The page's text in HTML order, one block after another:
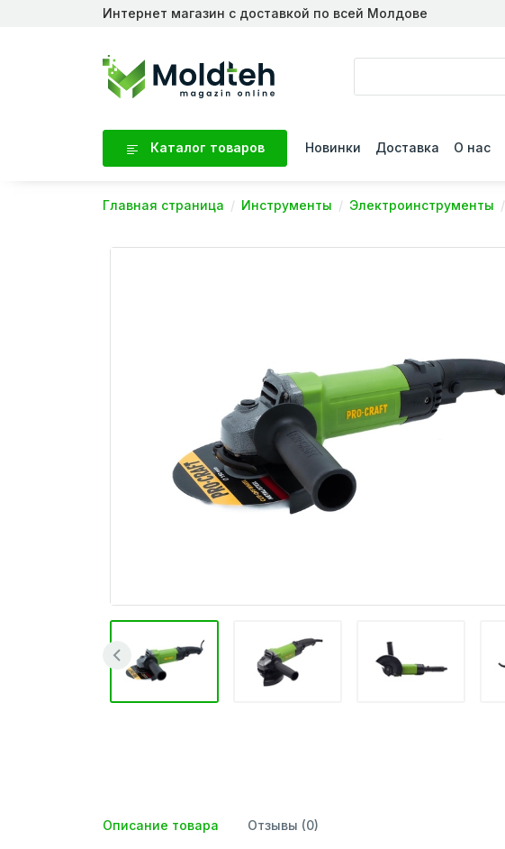
Интернет магазин с доставкой по всей Молдове
Каталог товаров Новинки Доставка О нас
Главная страница Инструменты Электроинструменты
Описание товара Отзывы (0)